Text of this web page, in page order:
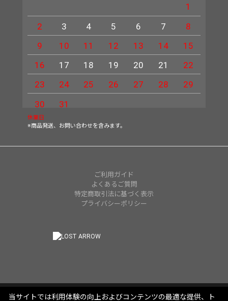
1
2
3 4 5 6 7
8
9
10 11 12 13 14
15
16
17 18 19 20 21
22
23
24 25 26 27 28
29
30
31
休業日
※商品発送、お問い合わせを含みます。
ご利用ガイド
よくあるご質問
特定商取引法に基づく表示
プライバシーポリシー
当サイトでは利用体験の向上およびコンテンツの最適な提供、ト